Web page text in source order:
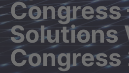
Congress
Solutions
Congress